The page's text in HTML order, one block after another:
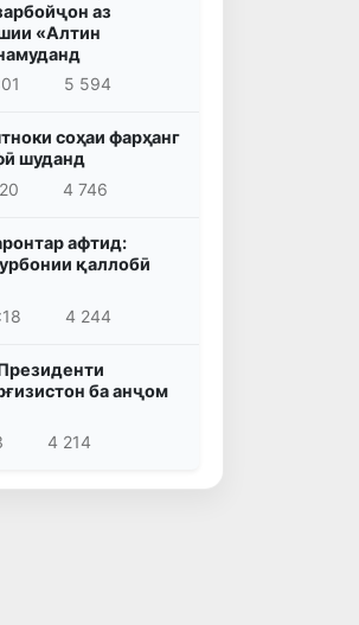
аз
«Алтин
5 594
соҳаи фарҳанг
шуданд
4 746
афтид:
қаллобӣ
4 244
ба анҷом
4 214